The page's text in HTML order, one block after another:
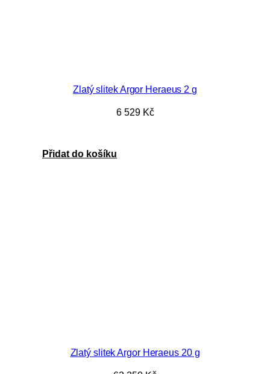
Zlatý slitek Argor Heraeus 2 g
6 529 Kč
Přidat do košíku
Zlatý slitek Argor Heraeus 20 g